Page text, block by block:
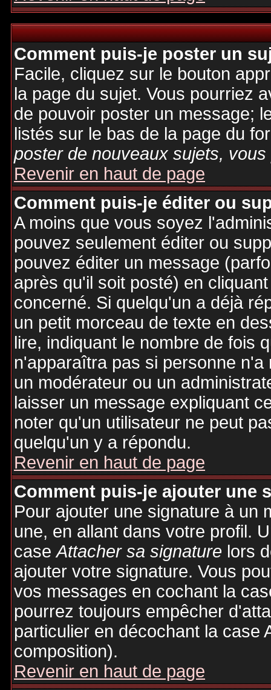
Comment puis-je poster un
Facile, cliquez sur le bouton
la page du sujet. Vous pourriez
de pouvoir poster un message;
listés sur le bas de la page du
poster de nouveaux sujets,
Revenir en haut de page
Comment puis-je éditer ou
A moins que vous soyez
pouvez seulement éditer ou
pouvez éditer un message
après qu'il soit posté) en
concerné. Si quelqu'un a déjà
un petit morceau de texte en
lire, indiquant le nombre de fois
n'apparaîtra pas si personne
un modérateur ou un
laisser un message expliquant
noter qu'un utilisateur ne peut
quelqu'un y a répondu.
Revenir en haut de page
Comment puis-je ajouter une
Pour ajouter une signature à un
une, en allant dans votre profil.
caseAttacher sa signaturelors
ajouter votre signature. Vous
vos messages en cochant la
pourrez toujours empêcher
particulier en décochant la case
composition).
Revenir en haut de page